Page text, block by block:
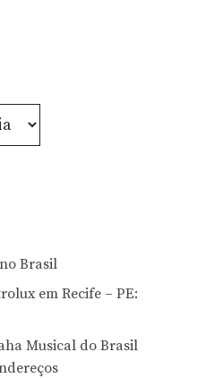
Brasil
em Recife – PE:
Musical do Brasil